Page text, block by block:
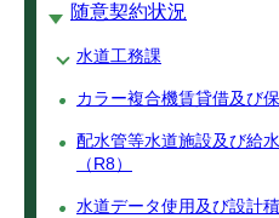
随意契約状況
水道工務課
カラー複合機賃貸借及び
配水管等水道施設及び給
（R8）
水道データ使用及び設計